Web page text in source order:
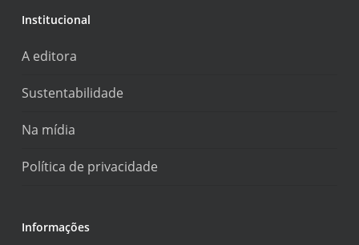
Institucional
A editora
Sustentabilidade
Na mídia
Política de privacidade
Informações